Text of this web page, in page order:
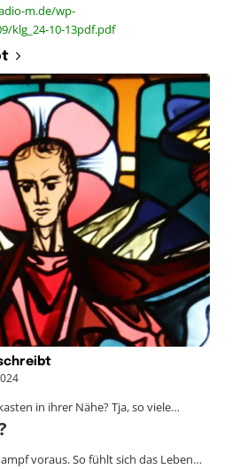
m.de/wp-
klg_24-10-13pdf.pdf
in ihrer Nähe? Tja, so viele…
voraus. So fühlt sich das Leben…